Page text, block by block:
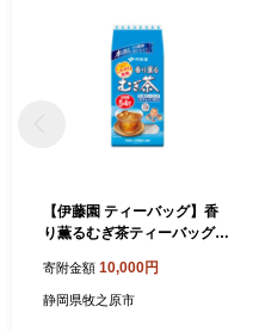
【伊藤園 ティーバッグ】香
り薫るむぎ茶ティーバッグ5
ちゃ 麦茶飲料 お茶飲料 飲み
物 茶 アウトドア ティーバッ
寄附金額 10,000円
静岡県牧之原市